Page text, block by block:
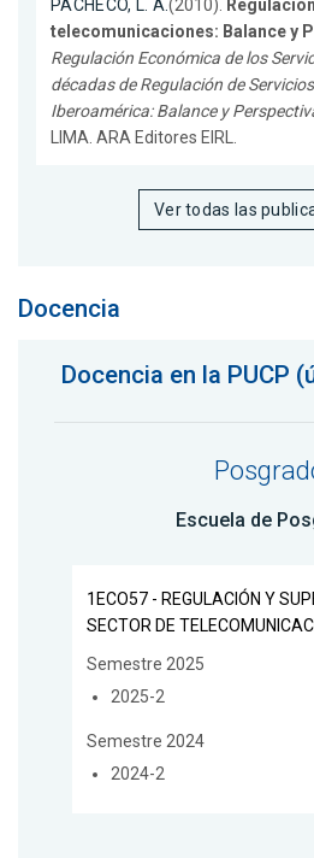
PACHECO, L. A.(2010).
telecomunicaciones: Balance y
Regulación Económica de los
décadas de Regulación de
Iberoamérica: Balance y
LIMA. ARA Editores EIRL.
Ver todas las
Docencia
Docencia en la PUCP
Escuela de
1ECO57 - REGULACIÓN Y
SECTOR DE
Semestre 2025
2025-2
Semestre 2024
2024-2